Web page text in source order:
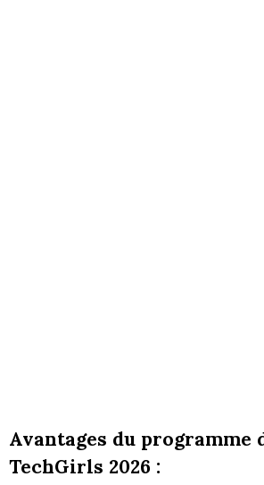
Avantages du programme
TechGirls 2026 :